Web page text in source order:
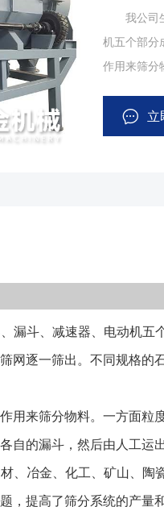
我公司生
机五个部分成。破
作用来筛分
选，靠滚
沿着滚筒的
装置、机架
下图）。 电动机经减速机与滚筒装置通过联轴器连接在一起，驱动滚
筒装置绕其
转动，使筛
结构简单
5、 采用特
质，常用材
立
斗、减速器、电动机五
网逐一筛出。不同规格的
来筛分物料。一方面粒
自的漏斗，然后由人工运
冶金、化工、矿山、陶
，提高了筛分系统的产量